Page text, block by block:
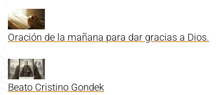
Oración de la mañana para dar gracias a Dios.
Beato Cristino Gondek